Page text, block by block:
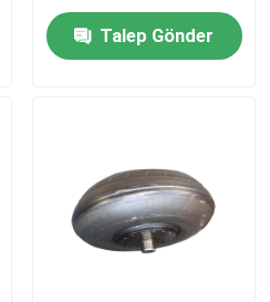
CLG856、CLG856H、
CLG835、CLG842
4WG180/4WG200
Talep Gönder